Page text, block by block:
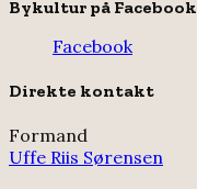
Bykultur på Facebook
Facebook
Direkte kontakt
Formand
Uffe Riis Sørensen